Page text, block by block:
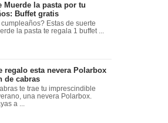
Muerde la pasta por tu
Buffet gratis
cumpleaños? Estas de suerte
la pasta te regala 1 buffet ...
regalo esta nevera Polarbox
de cabras
te trae tu imprescindible
una nevera Polarbox.
a ...